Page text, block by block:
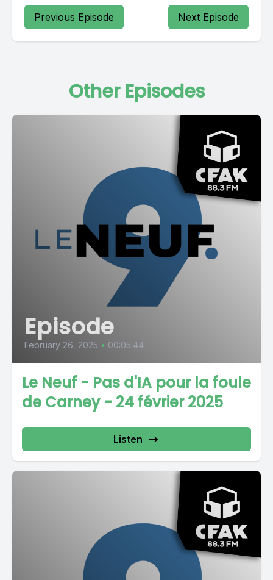
Previous Episode Next Episode
Other Episodes
Episode
February 26, 2025 • 00:05:44
Le Neuf - Pas d'IA pour la foule
de Carney - 24 février 2025
Listen